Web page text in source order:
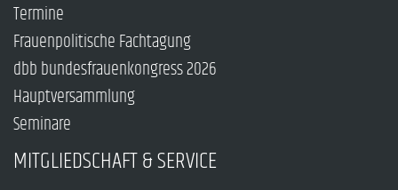
Termine
Frauenpolitische Fachtagung
dbb bundesfrauenkongress 2026
Hauptversammlung
Seminare
MITGLIEDSCHAFT & SERVICE